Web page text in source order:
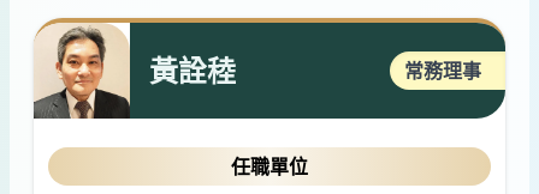
黃詮稑 常務理事
任職單位